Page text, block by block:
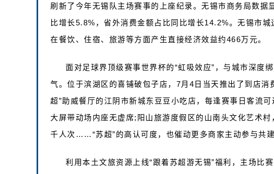
刷新了今年无锡队主场赛事的上座纪录。无锡市商务局数
比增长5.8%，省外消费金额占比同比增长14.2%。无锡市
在餐饮、住宿、旅游等方面产生直接经济效益约466万元。
面对足球界顶级赛事世界杯的“虹吸效应”，与城市深度
气。位于滨湖区的喜铺破包子店，7月4日当天推出了到店消
超”助威餐厅的江阴市新城东豆豆小吃店，每逢赛事日客流
大屏带动场内座无虚席;阳山旅游度假区的山南头文化艺术
千人次……“苏超”的高认可度，也催动更多商家主动参与共建
利用本土文旅资源上线“跟着苏超游无锡”福利，主场比